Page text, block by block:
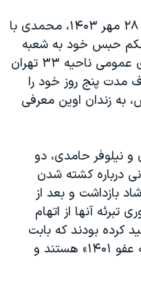
بر اساس این گزارش، امروز شنبه ۲۸ مهر ۱۴۰۳، محمدی با
حکم حبس خود به شعبه
یکم اجرای احکام کیفری دادسرای عمومی ناحیه ۳۳ تهران
مدت پنج روز خود را
زندان اوین معرفی
نیلوفر حامدی، دو
درباره کشته شدن
بازداشت و بعد از
تبرئه آنها از اتهام
کرده بودند که بابت
سایر اتهامات «مشمول بخشنامه عفو ۱۴۰۱» هستند و